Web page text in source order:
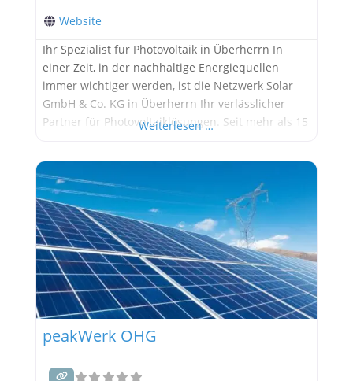
Website
Ihr Spezialist für Photovoltaik in Überherrn In
einer Zeit, in der nachhaltige Energiequellen
immer wichtiger werden, ist die Netzwerk Solar
GmbH & Co. KG in Überherrn Ihr verlässlicher
Partner für Photovoltaiklösungen. Seit mehr als 15
sowohl umweltfreundlich als auch kosteneffizient
sind. Warum Photovoltaik? Photovoltaik ist eine
der
Weiterlesen …
peakWerk OHG